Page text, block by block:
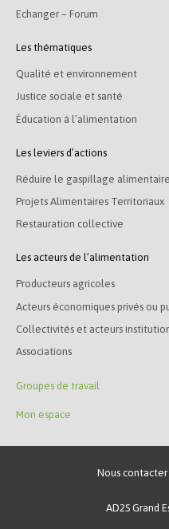
Echanger – Forum
Les thématiques
Qualité et environnement
Justice sociale et santé
Éducation à l’alimentation
Les leviers d’actions
Réduire le gaspillage alimentaire
Projets Alimentaires Territoriaux
Restauration collective
Les acteurs de l’alimentation
Producteurs agricoles
Acteurs économiques privés ou
Collectivités et acteurs
Associations
Groupes de travail
Mon espace
Nous contacter
AD2S Grand